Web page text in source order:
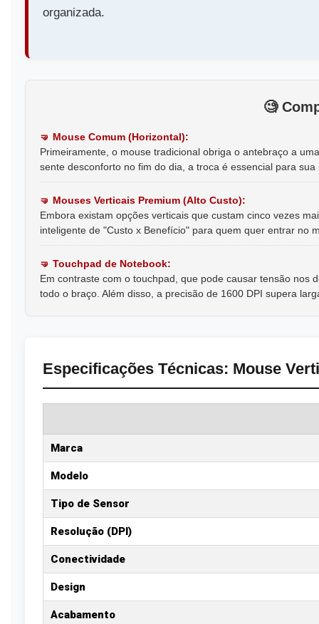
organizada.
🧐️
🤜️ Mouse Comum (Horizontal):
Primeiramente, o mouse tradicional obriga o antebraço a
sente desconforto no fim do dia, a troca é essencial para
🤜️ Mouses Verticais Premium (Alto Custo):
Embora existam opções verticais que custam cinco vezes
inteligente de "Custo x Benefício" para quem quer entrar no
🤜️ Touchpad de Notebook:
Em contraste com o touchpad, que pode causar tensão
todo o braço. Além disso, a precisão de 1600 DPI supera
Especificações Técnicas: Mouse
Marca
Modelo
Tipo de Sensor
Resolução (DPI)
Conectividade
Design
Acabamento